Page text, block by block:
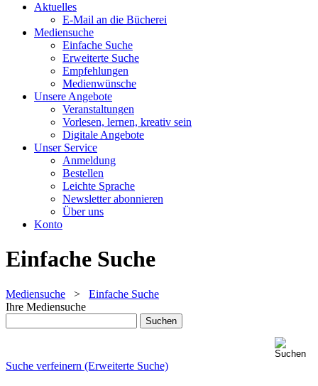
Aktuelles
E-Mail an die Bücherei
Mediensuche
Einfache Suche
Erweiterte Suche
Empfehlungen
Medienwünsche
Unsere Angebote
Veranstaltungen
Vorlesen, lernen, kreativ sein
Digitale Angebote
Unser Service
Anmeldung
Bestellen
Leichte Sprache
Newsletter abonnieren
Über uns
Konto
Einfache Suche
Mediensuche > Einfache Suche
Ihre Mediensuche
Suche verfeinern (Erweiterte Suche)